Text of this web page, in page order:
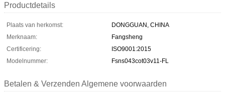
Productdetails
Plaats van herkomst:
DONGGUAN, CHINA
Merknaam:
Fangsheng
Certificering:
ISO9001:2015
Modelnummer:
Fsns043cot03v11-FL
Betalen & Verzenden Algemene voorwaarden